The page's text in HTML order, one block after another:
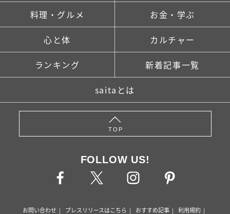
料理・グルメ お金・学ぶ
心と体 カルチャー
ランキング 新着記事一覧
saitaとは
TOP
FOLLOW US!
お問い合わせ プレスリリースはこちら おすすめ記事 利用規約